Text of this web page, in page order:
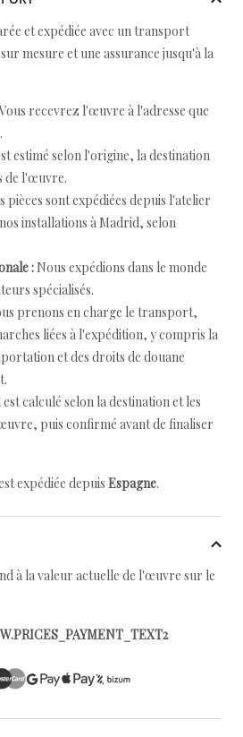
et expédiée avec un transport
mesure et une assurance jusqu'à la
recevrez l'œuvre à l'adresse que
estimé selon l'origine, la destination
de l'œuvre.
pièces sont expédiées depuis l'atelier
installations à Madrid, selon
: Nous expédions dans le monde
spécialisés.
prenons en charge le transport,
liées à l'expédition, y compris la
et des droits de douane
est calculé selon la destination et les
puis confirmé avant de finaliser
expédiée depuis Espagne.
à la valeur actuelle de l'œuvre sur le